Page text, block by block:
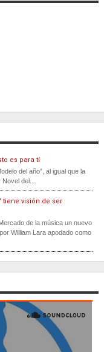
es para tí
del año”, al igual que la
del...
tiene visión de ser
de la música un nuevo
William Lara apodado como